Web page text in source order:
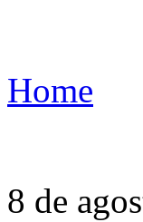
Home
8 de